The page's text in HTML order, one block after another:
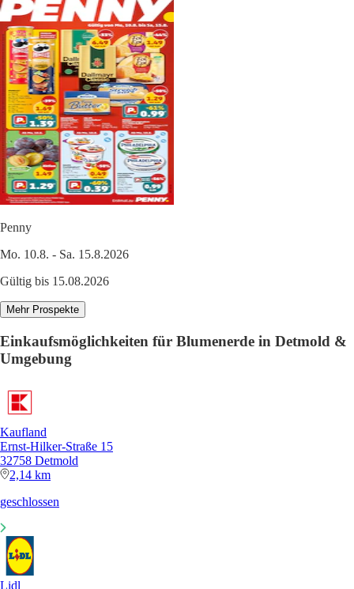
Penny
Mo. 10.8. - Sa. 15.8.2026
Gültig bis 15.08.2026
Mehr Prospekte
Einkaufsmöglichkeiten für Blumenerde in Detmold &
Umgebung
Kaufland
Ernst-Hilker-Straße 15
32758 Detmold
2,14 km
geschlossen
Lidl